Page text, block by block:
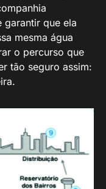
garantir que ela
mesma água
o percurso que
tão seguro assim: